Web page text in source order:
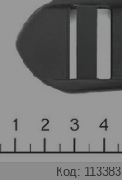
113383